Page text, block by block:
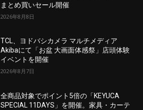
まとめ買いセール開催
2026年8月8日
TCL、ヨドバシカメラ マルチメディア
Akibaにて「お盆 大画面体感祭」店頭体験
イベントを開催
2026年8月7日
全商品対象でポイント5倍の「KEYUCA
SPECIAL 11DAYS」を開催。家具・カーテ